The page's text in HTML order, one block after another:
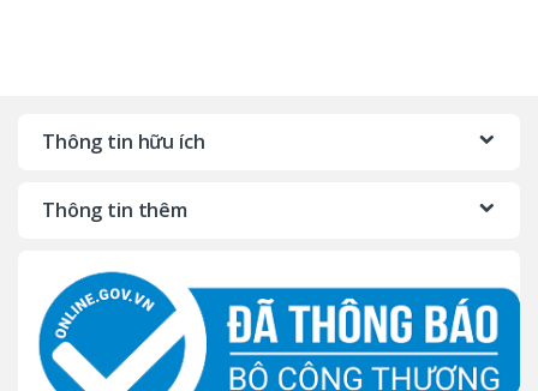
Thông tin hữu ích
Thông tin thêm